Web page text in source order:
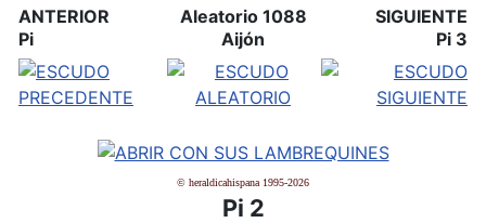
ANTERIOR
Pi
Aleatorio 1088
Aijón
SIGUIENTE
Pi 3
© heraldicahispana 1995-2026
Pi 2